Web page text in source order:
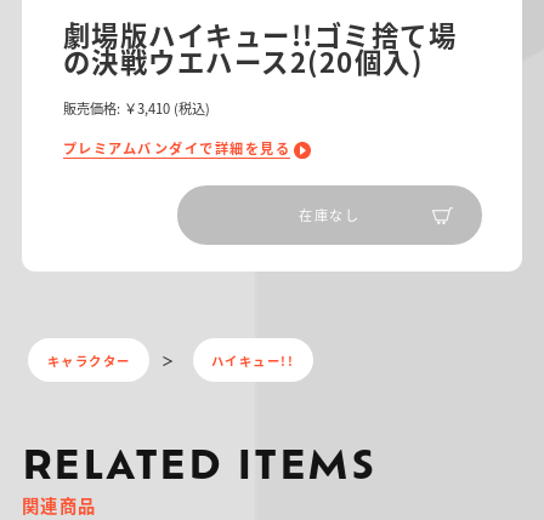
劇場版ハイキュー!!ゴミ捨て場
の決戦ウエハース2(20個入)
販売価格: ￥3,410 (税込)
プレミアムバンダイで詳細を見る
在庫なし
キャラクター ハイキュー!!
RELATED ITEMS
関連商品